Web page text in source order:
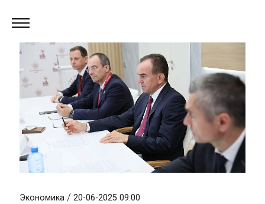
Экономика / 20-06-2025 09:00